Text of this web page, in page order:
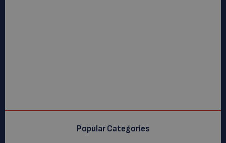
Popular Categories